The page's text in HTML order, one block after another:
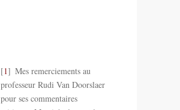
1
Mes remerciements au
professeur Rudi Van Doorslaer
pour ses commentaires